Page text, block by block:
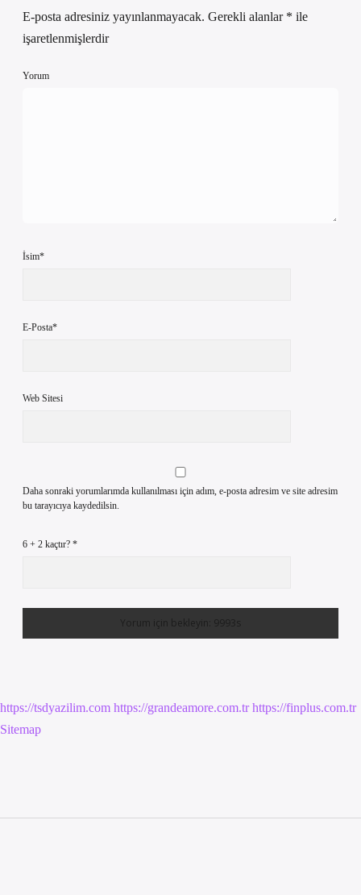
E-posta adresiniz yayınlanmayacak. Gerekli alanlar * ile
işaretlenmişlerdir
Yorum
İsim*
E-Posta*
Web Sitesi
Daha sonraki yorumlarımda kullanılması için adım, e-posta adresim ve site adresim
bu tarayıcıya kaydedilsin.
6 + 2 kaçtır? *
https://tsdyazilim.com https://grandeamore.com.tr https://finplus.com.tr
Sitemap